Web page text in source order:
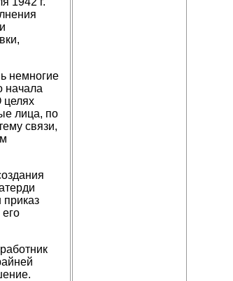
немногие
начала
целях
лица, по
связи,